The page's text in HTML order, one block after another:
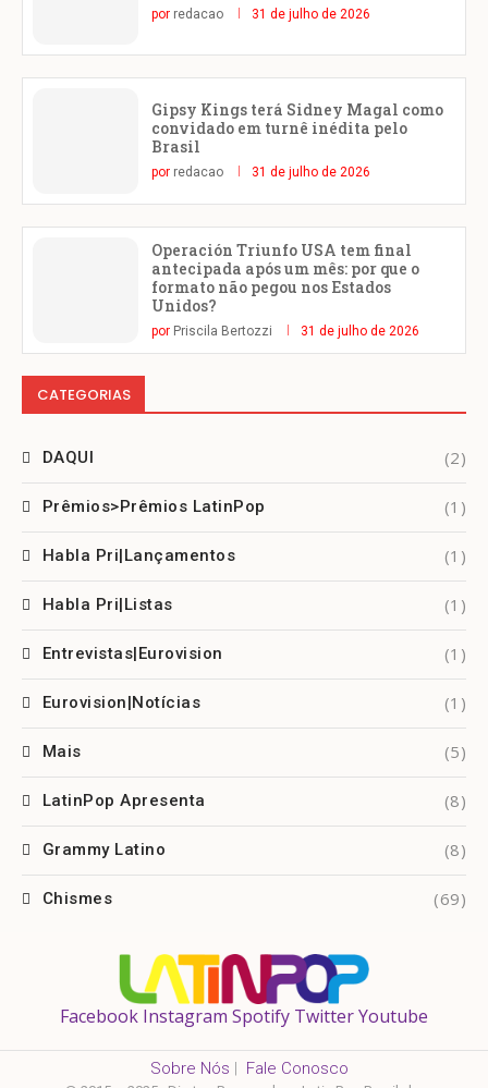
por redacao 31 de julho de 2026
Gipsy Kings terá Sidney Magal como
convidado em turnê inédita pelo
Brasil
por redacao 31 de julho de 2026
Operación Triunfo USA tem final
antecipada após um mês: por que o
formato não pegou nos Estados
Unidos?
por Priscila Bertozzi 31 de julho de 2026
CATEGORIAS
DAQUI (2)
Prêmios>Prêmios LatinPop (1)
Habla Pri|Lançamentos (1)
Habla Pri|Listas (1)
Entrevistas|Eurovision (1)
Eurovision|Notícias (1)
Mais (5)
LatinPop Apresenta (8)
Grammy Latino (8)
Chismes (69)
Facebook Instagram Spotify TwitterYoutube
Sobre Nós | Fale Conosco